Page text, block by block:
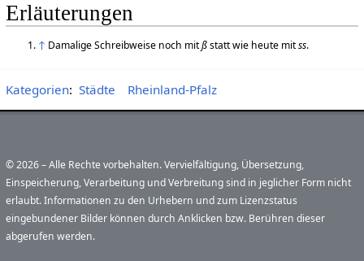
Erläuterungen
↑ Damalige Schreibweise noch mitßstatt wie heute mitss.
Kategorien: Städte Rheinland-Pfalz
© 2026 – Alle Rechte vorbehalten. Vervielfältigung, Übersetzung,
Einspeicherung, Verarbeitung und Verbreitung sind in jeglicher Form nicht
erlaubt. Informationen zu den Urhebern und zum Lizenzstatus
eingebundener Bilder können durch Anklicken bzw. Berühren dieser
abgerufen werden.